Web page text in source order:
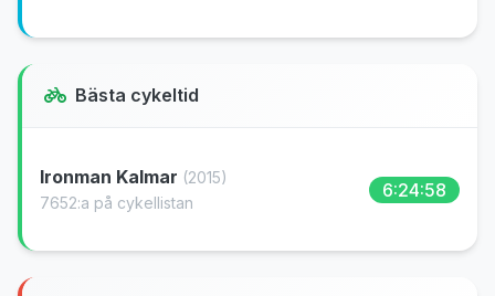
Bästa cykeltid
Ironman Kalmar (2015)
7652:a på cykellistan
6:24:58